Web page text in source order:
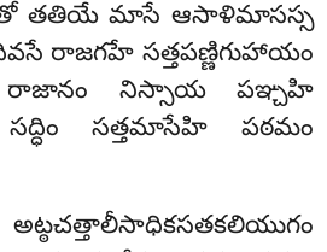
తతియే మాసే ఆసాళిమాసస్స
రాజగహే సత్తపణ్ణిగుహాయం
రాజానం నిస్సాయ పఞ్చహి
సత్తమాసేహి పఠమం